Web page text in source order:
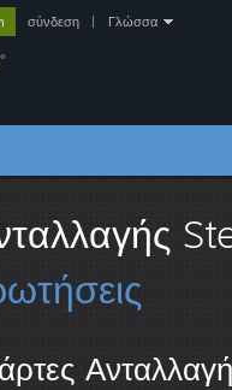
σύνδεση Γλώσσα